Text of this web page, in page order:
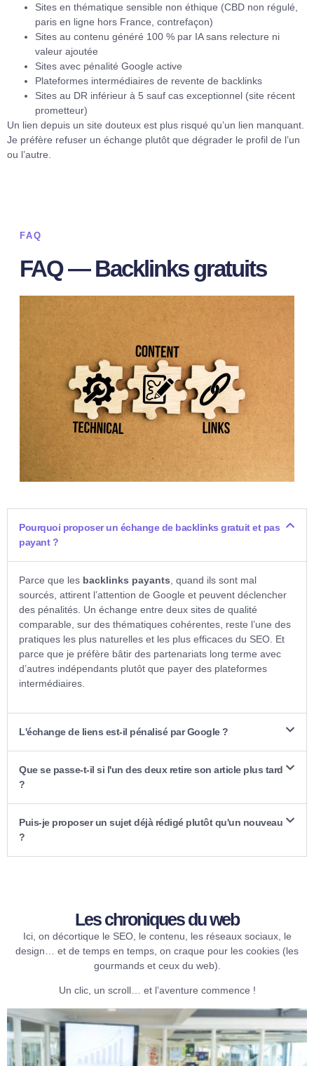
Sites en thématique sensible non éthique (CBD non régulé,
paris en ligne hors France, contrefaçon)
Sites au contenu généré 100 % par IA sans relecture ni
valeur ajoutée
Sites avec pénalité Google active
Plateformes intermédiaires de revente de backlinks
Sites au DR inférieur à 5 sauf cas exceptionnel (site récent
prometteur)
Un lien depuis un site douteux est plus risqué qu’un lien manquant.
Je préfère refuser un échange plutôt que dégrader le profil de l’un
ou l’autre.
FAQ
FAQ — Backlinks gratuits
Pourquoi proposer un échange de backlinks gratuit et pas
payant ?
Parce que les backlinks payants, quand ils sont mal
sourcés, attirent l’attention de Google et peuvent déclencher
des pénalités. Un échange entre deux sites de qualité
comparable, sur des thématiques cohérentes, reste l’une des
pratiques les plus naturelles et les plus efficaces du SEO. Et
parce que je préfère bâtir des partenariats long terme avec
d’autres indépendants plutôt que payer des plateformes
intermédiaires.
L'échange de liens est-il pénalisé par Google ?
Que se passe-t-il si l'un des deux retire son article plus tard
?
Puis-je proposer un sujet déjà rédigé plutôt qu'un nouveau
?
Les chroniques du web​
Ici, on décortique le SEO, le contenu, les réseaux sociaux, le
design… et de temps en temps, on craque pour les cookies (les
gourmands et ceux du web).
Un clic, un scroll… et l’aventure commence !